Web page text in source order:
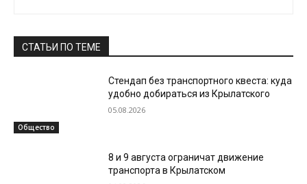
СТАТЬИ ПО ТЕМЕ
Общество
Стендап без транспортного квеста: куда
удобно добираться из Крылатского
05.08.2026
8 и 9 августа ограничат движение
транспорта в Крылатском